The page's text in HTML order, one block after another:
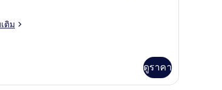
ติม
ดูราคา